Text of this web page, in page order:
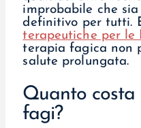
improbabile che
definitivo per tutti.
terapeutiche per le
terapia fagica non
salute prolungata.
Quanto
fagi?